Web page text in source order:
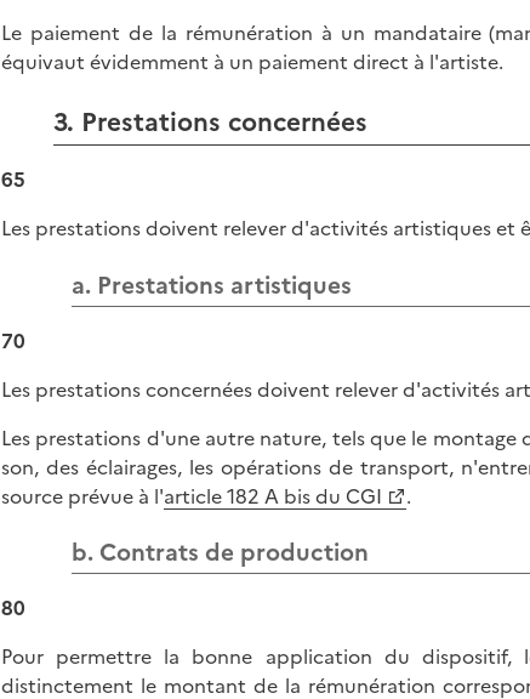
Le paiement de la rémunération à un mandataire
équivaut évidemment à un paiement direct à l'artiste.
3. Prestations concernées
65
Les prestations doivent relever d'activités artistiques et
a. Prestations artistiques
70
Les prestations concernées doivent relever d'activités
Les prestations d'une autre nature, tels que le
son, des éclairages, les opérations de transport,
source prévue à l'article 182 A bis du CGI .
b. Contrats de production
80
Pour permettre la bonne application du
distinctement le montant de la rémunération